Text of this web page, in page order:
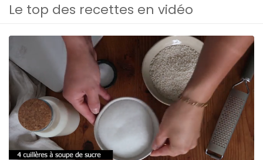
Le top des recettes en vidéo